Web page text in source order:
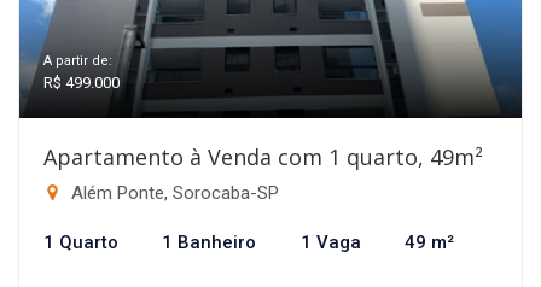
A partir de:
R$ 499.000
Apartamento à Venda com 1 quarto, 49m²
Além Ponte, Sorocaba-SP
1 Quarto 1 Banheiro 1 Vaga 49 m²